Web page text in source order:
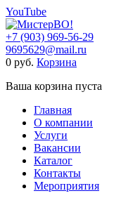
YouTube
+7 (903) 969-56-29
9695629@mail.ru
0 руб. Корзина
Ваша корзина пуста
Главная
О компании
Услуги
Вакансии
Каталог
Контакты
Мероприятия